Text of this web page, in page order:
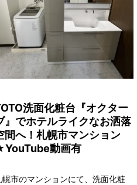
洗面化粧台『オクター
』でホテルライクなお洒落
間へ！札幌市マンション
動画有
幌市のマンションにて、洗面化粧